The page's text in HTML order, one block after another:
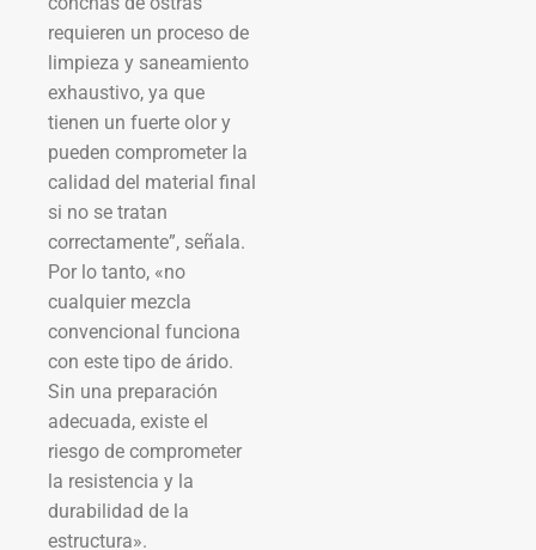
requieren un proceso de
limpieza y saneamiento
exhaustivo, ya que
tienen un fuerte olor y
pueden comprometer la
calidad del material final
si no se tratan
correctamente”, señala.
Por lo tanto, «no
cualquier mezcla
convencional funciona
con este tipo de árido.
Sin una preparación
adecuada, existe el
riesgo de comprometer
la resistencia y la
durabilidad de la
estructura».